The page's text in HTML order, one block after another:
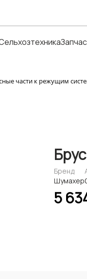
части к режущим
Бренд
Шумахер
5